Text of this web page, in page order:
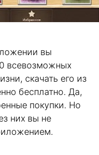
вы
всевозможных
скачать его из
бесплатно. Да,
покупки. Но
них вы не